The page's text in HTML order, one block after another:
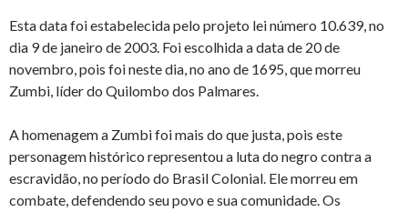
Esta data foi estabelecida pelo projeto lei número 10.639, no
dia 9 de janeiro de 2003. Foi escolhida a data de 20 de
novembro, pois foi neste dia, no ano de 1695, que morreu
Zumbi, líder do Quilombo dos Palmares.
A homenagem a Zumbi foi mais do que justa, pois este
personagem histórico representou a luta do negro contra a
escravidão, no período do Brasil Colonial. Ele morreu em
combate, defendendo seu povo e sua comunidade. Os